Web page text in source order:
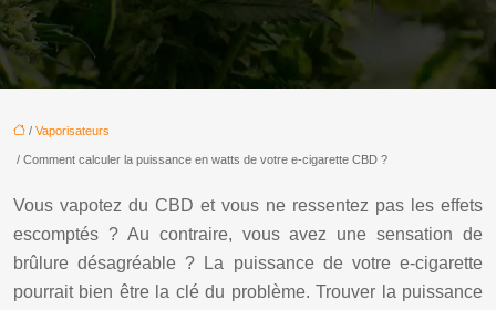
/ Vaporisateurs
/ Comment calculer la puissance en watts de votre e-cigarette CBD ?
Vous vapotez du CBD et vous ne ressentez pas les effets
escomptés ? Au contraire, vous avez une sensation de
brûlure désagréable ? La puissance de votre e-cigarette
pourrait bien être la clé du problème. Trouver la puissance